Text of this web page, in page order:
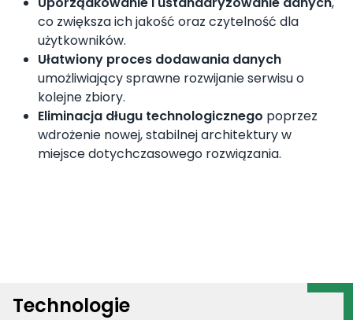
co zwiększa ich jakość oraz czytelność dla
użytkowników.
Ułatwiony proces dodawania danych
umożliwiający sprawne rozwijanie serwisu o
kolejne zbiory.
Eliminacja długu technologicznego poprzez
wdrożenie nowej, stabilnej architektury w
miejsce dotychczasowego rozwiązania.
Technologie